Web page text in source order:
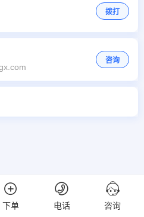
拨打
咨询
下单 电话 咨询